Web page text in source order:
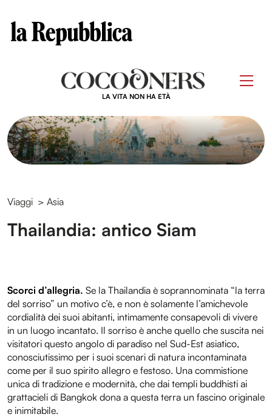
LA VITA NON HA ETÀ
Viaggi > Asia
Thailandia: antico Siam
Scorci d’allegria. Se la Thailandia è soprannominata “la terra
del sorriso” un motivo c’è, e non è solamente l’amichevole
cordialità dei suoi abitanti, intimamente consapevoli di vivere
in un luogo incantato. Il sorriso è anche quello che suscita nei
visitatori questo angolo di paradiso nel Sud-Est asiatico,
conosciutissimo per i suoi scenari di natura incontaminata
come per il suo spirito allegro e festoso. Una commistione
unica di tradizione e modernità, che dai templi buddhisti ai
grattacieli di Bangkok dona a questa terra un fascino originale
e inimitabile.